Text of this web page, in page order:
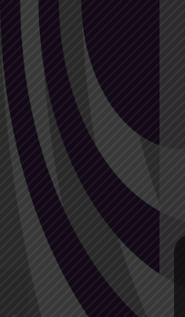
Myr Muratet, Zone de